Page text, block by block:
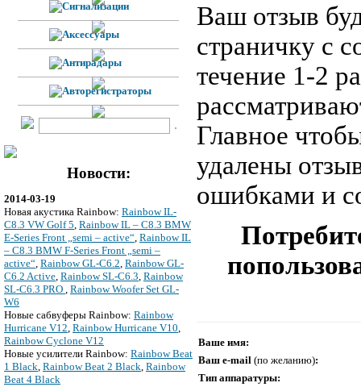
Новости:
2014-03-19
Новая акустика Rainbow: Rainbow IL-
C8.3 VW Golf 5, Rainbow IL – C8.3 BMW
E-Series Front „semi – active“, Rainbow IL
– C8.3 BMW F-Series Front „semi –
active“, Rainbow GL-C6.2, Rainbow GL-
C6.2 Active, Rainbow SL-C6.3, Rainbow
SL-C6.3 PRO , Rainbow Woofer Set GL-
W6
Новые сабвуферы Rainbow: Rainbow
Hurricane V12, Rainbow Hurricane V10,
Rainbow Cyclone V12
Новые усилители Rainbow: Rainbow Beat
1 Black, Rainbow Beat 2 Black, Rainbow
Beat 4 Black
Ваш отзыв
страничку с
течение 1-2
Главное
удалены
ошибками и
Ваше имя:
Ваш e-mail (по желанию):
Тип аппаратуры: